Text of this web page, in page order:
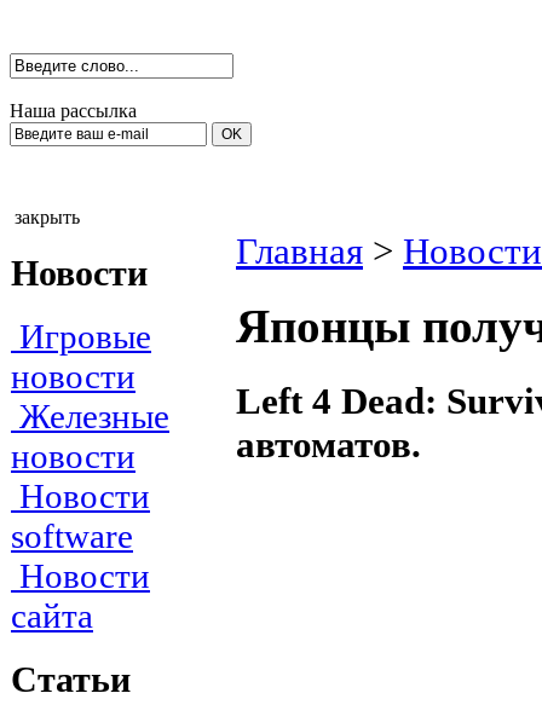
Наша рассылка
закрыть
Новости
Игровые
новости
Железные
новости
Новости
software
Новости
сайта
Статьи
Главная >
Японцы
Left 4 Dead:
автоматов.